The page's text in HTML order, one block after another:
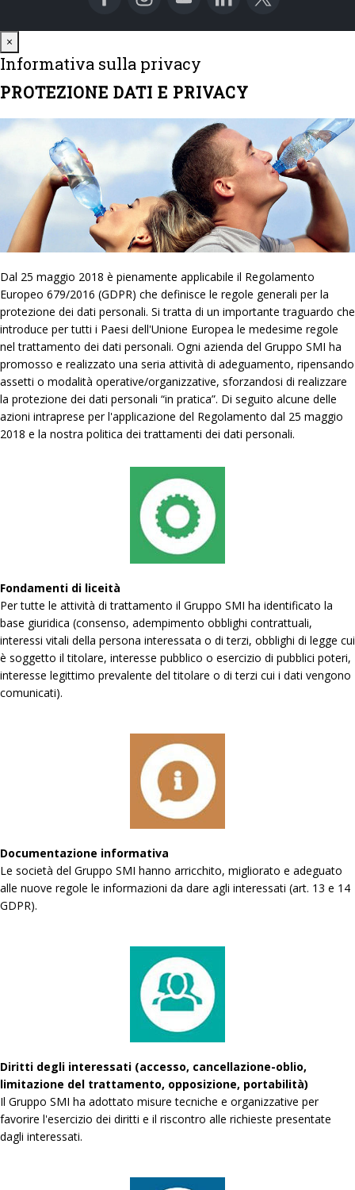
×
Informativa sulla privacy
PROTEZIONE DATI E PRIVACY
Dal 25 maggio 2018 è pienamente applicabile il Regolamento
Europeo 679/2016 (GDPR) che definisce le regole generali per la
protezione dei dati personali. Si tratta di un importante traguardo che
introduce per tutti i Paesi dell'Unione Europea le medesime regole
nel trattamento dei dati personali. Ogni azienda del Gruppo SMI ha
promosso e realizzato una seria attività di adeguamento, ripensando
assetti o modalità operative/organizzative, sforzandosi di realizzare
la protezione dei dati personali “in pratica”. Di seguito alcune delle
azioni intraprese per l'applicazione del Regolamento dal 25 maggio
2018 e la nostra politica dei trattamenti dei dati personali.
Fondamenti di liceità
Per tutte le attività di trattamento il Gruppo SMI ha identificato la
base giuridica (consenso, adempimento obblighi contrattuali,
interessi vitali della persona interessata o di terzi, obblighi di legge cui
è soggetto il titolare, interesse pubblico o esercizio di pubblici poteri,
interesse legittimo prevalente del titolare o di terzi cui i dati vengono
comunicati).
Documentazione informativa
Le società del Gruppo SMI hanno arricchito, migliorato e adeguato
alle nuove regole le informazioni da dare agli interessati (art. 13 e 14
GDPR).
Diritti degli interessati (accesso, cancellazione-oblio,
limitazione del trattamento, opposizione, portabilità)
Il Gruppo SMI ha adottato misure tecniche e organizzative per
favorire l'esercizio dei diritti e il riscontro alle richieste presentate
dagli interessati.